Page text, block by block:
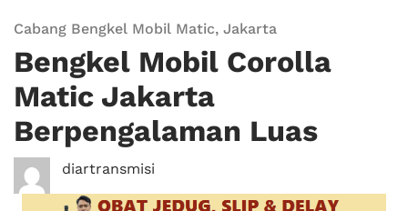
Cabang Bengkel Mobil Matic, Jakarta
Bengkel Mobil Corolla
Matic Jakarta
Berpengalaman Luas
diartransmisi